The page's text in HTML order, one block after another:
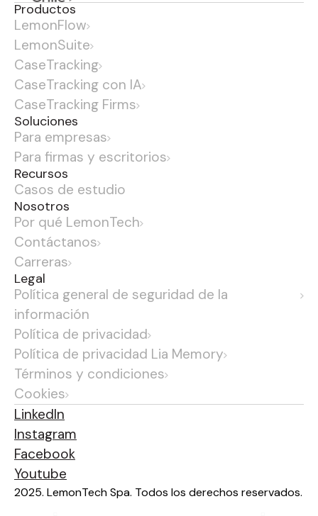
Productos
LemonFlow
LemonSuite
CaseTracking
CaseTracking con IA
CaseTracking Firms
Soluciones
Para empresas
Para firmas y escritorios
Recursos
Casos de estudio
Nosotros
Por qué LemonTech
Contáctanos
Carreras
Legal
Política general de seguridad de la
información
Política de privacidad
Política de privacidad Lia Memory
Términos y condiciones
Cookies
2025. LemonTech Spa. Todos los derechos reservados.
LinkedIn
Instagram
Facebook
Youtube